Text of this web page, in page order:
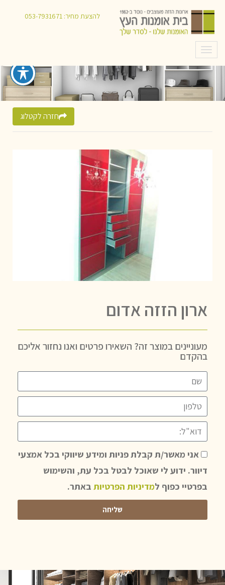
להצעת מחיר:053-7931671
תפריט
חזרה לקטלוג
ארון הזזה אדום
מעוניינים במוצר זה? השאירו פרטים ואנו נחזור אליכם
בהקדם
אני מאשר/ת קבלת פניות ומידע שיווקי בכל אמצעי
דיוור. ידוע לי שאוכל לבטל בכל עת, והשימוש
בפרטיי כפוף למדיניות הפרטיות באתר.
שליחה